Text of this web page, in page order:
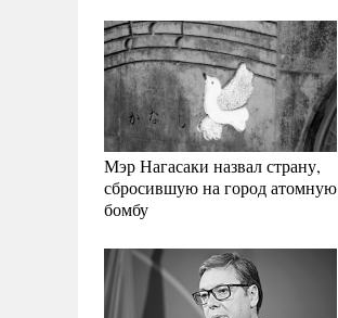
Мэр Нагасаки назвал страну,
сбросившую на город атомную
бомбу